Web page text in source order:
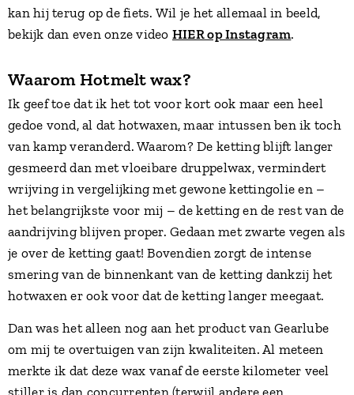
kan hij terug op de fiets. Wil je het allemaal in beeld,
bekijk dan even onze video HIER op Instagram.
Waarom Hotmelt wax?
Ik geef toe dat ik het tot voor kort ook maar een heel
gedoe vond, al dat hotwaxen, maar intussen ben ik toch
van kamp veranderd. Waarom? De ketting blijft langer
gesmeerd dan met vloeibare druppelwax, vermindert
wrijving in vergelijking met gewone kettingolie en –
het belangrijkste voor mij – de ketting en de rest van de
aandrijving blijven proper. Gedaan met zwarte vegen als
je over de ketting gaat! Bovendien zorgt de intense
smering van de binnenkant van de ketting dankzij het
hotwaxen er ook voor dat de ketting langer meegaat.
Dan was het alleen nog aan het product van Gearlube
om mij te overtuigen van zijn kwaliteiten. Al meteen
merkte ik dat deze wax vanaf de eerste kilometer veel
stiller is dan concurrenten (terwijl andere een